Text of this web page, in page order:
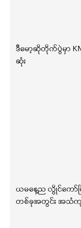
ဒီမော့ဆိုတိုက်ပွဲမှာ
ဆုံး
ယမနေ့ည လွိုင်ကော်မ
တစ်ခုအတွင်း အသံက